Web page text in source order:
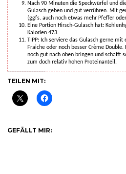
Nach 90 Minuten die Speckwürfel und die Cranberry-Marmelade zum
Gulasch geben und gut verrühren. Mit
(ggfs. auch noch etwas mehr Pfeffer
Eine Portion Hirsch-Gulasch hat: Kohlenhydrate 6g, Eiweiß 55g, Fette 19g,
Kalorien 473.
Fraiche oder noch besser Crème
noch gut nach oben bringen und schafft
zum doch relativ hohen Proteinanteil.
TEILEN MIT:
GEFÄLLT MIR: